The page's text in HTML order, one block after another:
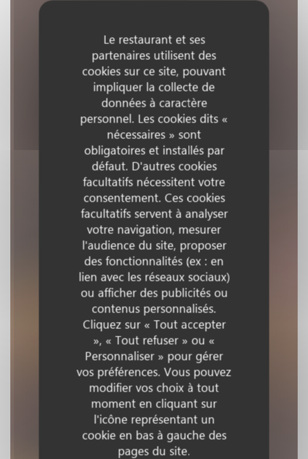
Le restaurant et ses
partenaires utilisent des
cookies sur ce site, pouvant
impliquer la collecte de
données à caractère
personnel. Les cookies dits «
nécessaires » sont
obligatoires et installés par
défaut. D'autres cookies
facultatifs nécessitent votre
consentement. Ces cookies
facultatifs servent à analyser
votre navigation, mesurer
l'audience du site, proposer
des fonctionnalités (ex : en
lien avec les réseaux sociaux)
ou afficher des publicités ou
contenus personnalisés.
Cliquez sur « Tout accepter
», « Tout refuser » ou «
Personnaliser » pour gérer
vos préférences. Vous pouvez
modifier vos choix à tout
moment en cliquant sur
l'icône représentant un
cookie en bas à gauche des
pages du site.
Lucette
BISTROT DE LA MER|VERSAILLES
RÉSERVER